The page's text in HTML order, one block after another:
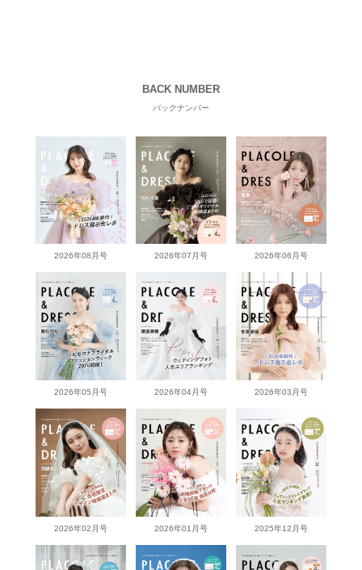
BACK NUMBER
バックナンバー
2026年08月号 2026年07月号 2026年06月号
2026年05月号 2026年04月号 2026年03月号
2026年02月号 2026年01月号 2025年12月号